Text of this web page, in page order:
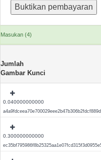
Masukan (4)
Jumlah
Gambar Kunci
0.040000000000
0.300000000000